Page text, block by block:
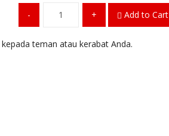
- + Add to Cart
kepada teman atau kerabat Anda.